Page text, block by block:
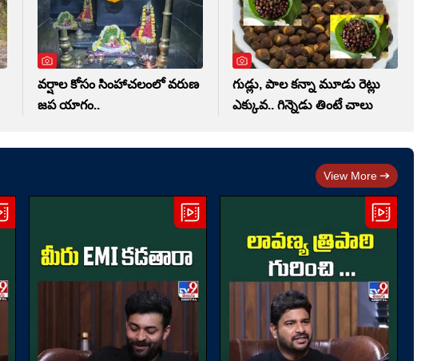
వర్షాల కోసం సింహాచలంలో వరుణ
జప యాగం..
గుడ్లు, పాల కన్నా మూడు రెట్లు
ఎక్కువ.. గిన్నెడు తింటే చాలు
View More